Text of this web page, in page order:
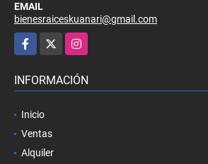
EMAIL
bienesraiceskuanari@gmail.com
Facebook
Instagram
INFORMACIÓN
Inicio
Ventas
Alquiler